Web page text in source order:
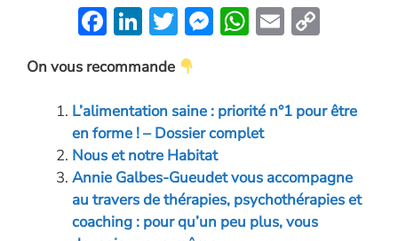
F
e
b
o
o
k
Li
k
e
dI
n
T
w
itt
er
M
n
g
er
W
s
A
p
E
l y
k
On vous recommande
L’alimentation saine : priorité n°1 pour être
en forme ! – Dossier complet
Nous et notre Habitat
Annie Galbes-Gueudet vous accompagne
au travers de thérapies, psychothérapies et
coaching : pour qu’un peu plus, vous